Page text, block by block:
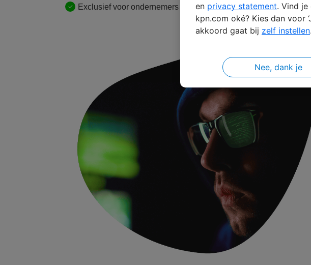
Exclusief voor ondernemers
en privacy statement. Vind
kpn.com oké? Kies dan voor
akkoord gaat bij zelf instellen.
Nee, dank je